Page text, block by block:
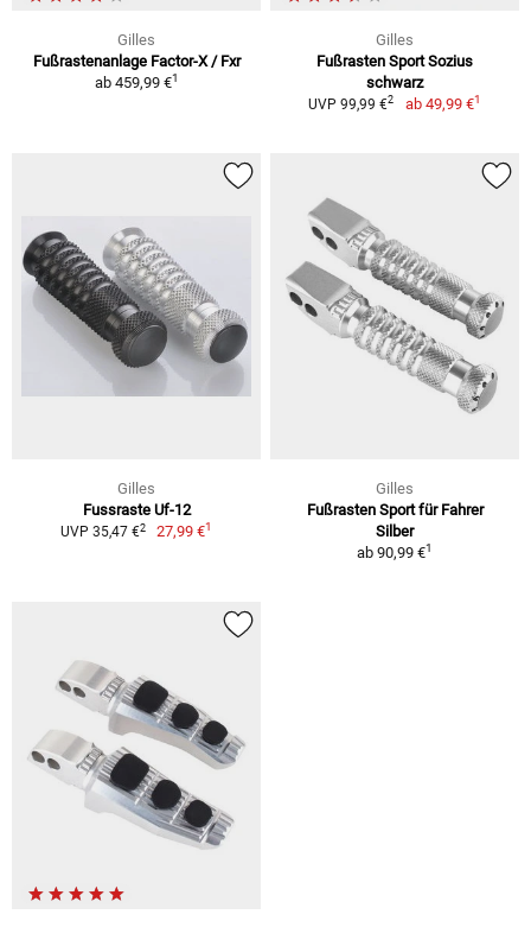
Gilles
Fußrastenanlage Factor-X / Fxr
ab 459,99 €1
Gilles
Fußrasten Sport Sozius
schwarz
UVP 99,99 €2 ab 49,99 €1
Gilles
Fussraste Uf-12
UVP 35,47 €2 27,99 €1
Gilles
Fußrasten Sport für Fahrer
Silber
ab 90,99 €1